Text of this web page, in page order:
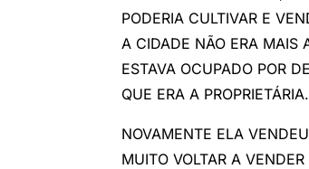
PODERIA CULTIVAR E
A CIDADE NÃO ERA MAIS
ESTAVA OCUPADO POR
QUE ERA A PROPRIETÁRIA.
NOVAMENTE ELA
MUITO VOLTAR A